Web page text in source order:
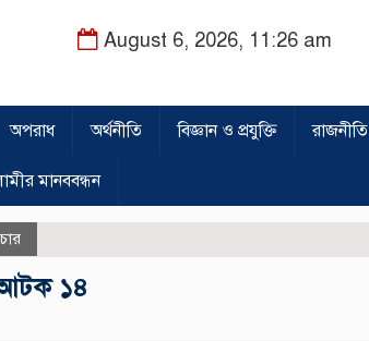
August 6, 2026, 11:26 am
অপরাধ অর্থনীতি বিজ্ঞান ও প্রযুক্তি রাজনীতি
মানববন্ধন
আটক ১৪